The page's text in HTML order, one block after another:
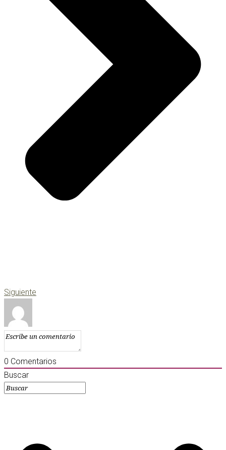
Siguiente
0 Comentarios
Buscar